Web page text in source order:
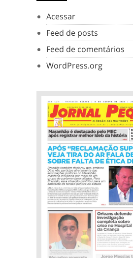
Acessar
Feed de posts
Feed de comentários
WordPress.org